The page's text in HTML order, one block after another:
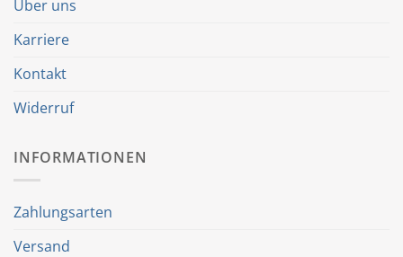
Über uns
Karriere
Kontakt
Widerruf
INFORMATIONEN
Zahlungsarten
Versand